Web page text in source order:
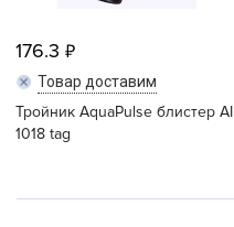
176.3
Товар доставим
Тройник AquaPulse блистер АI
1018 tag